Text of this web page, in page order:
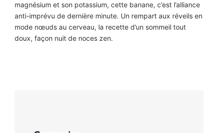
magnésium et son potassium, cette banane, c’est l’alliance
anti-imprévu de dernière minute. Un rempart aux réveils en
mode nœuds au cerveau, la recette d’un sommeil tout
doux, façon nuit de noces zen.